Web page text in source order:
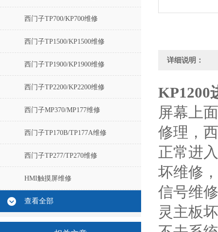
西门子TP700/KP700维修
西门子TP1500/KP1500维修
西门子TP1900/KP1900维修
西门子TP2200/KP2200维修
西门子MP370/MP177维修
西门子TP170B/TP177A维修
西门子TP277/TP270维修
HMI触摸屏维修
查看全部
详细说明：
KP1200
屏幕上
修理，
正常进
坏维修
信号维
灵主板